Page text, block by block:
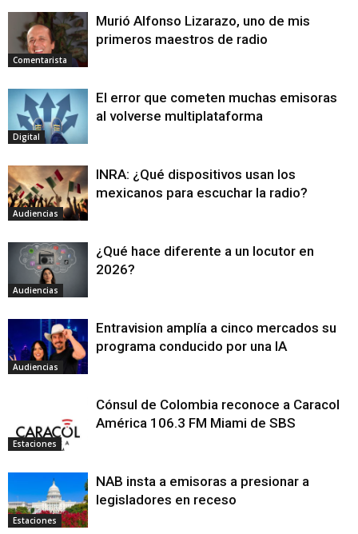
Comentarista
Murió Alfonso Lizarazo, uno de mis
primeros maestros de radio
Digital
El error que cometen muchas emisoras
al volverse multiplataforma
Audiencias
INRA: ¿Qué dispositivos usan los
mexicanos para escuchar la radio?
Audiencias
¿Qué hace diferente a un locutor en
2026?
Audiencias
Entravision amplía a cinco mercados su
programa conducido por una IA
Estaciones
Cónsul de Colombia reconoce a Caracol
América 106.3 FM Miami de SBS
Estaciones
NAB insta a emisoras a presionar a
legisladores en receso